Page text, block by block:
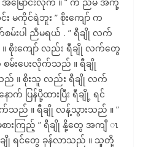
မကိုင်ရဲဘူး ” စိုးကျော် က
းပါ ညီမရယ် . ” ရီချို လက်
စိုးကျော် လည်း ရီချို လက်တွေ
စမ်းပေးလိုက်သည် ။ ရီချို
ည် ။ စိုးသူ လည်း ရီချို လက်
ာက် ပြန်ပို့ထားပြီး ရီချို့ ရင်
ည် ။ ရီချို လန့်သွားသည် ။ ”
ားကြည့် ” ရီချို နို့တွေ အကျီ ၤ
ချို ရင်တွေ ခုန်လာသည် ။ သူတို့